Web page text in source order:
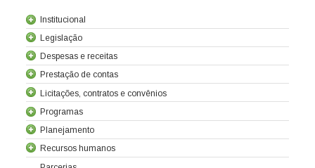
Institucional
Legislação
Despesas e receitas
Prestação de contas
Balanços
Licitações, contratos e convênios
Programas
Planejamento
Recursos humanos